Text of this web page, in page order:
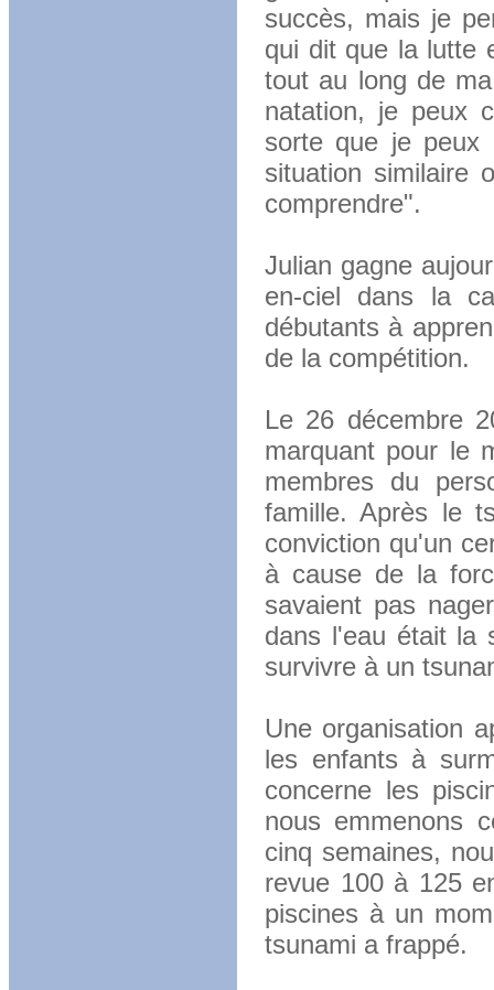
succès, mais je
qui dit que la lutte
tout au long de
natation, je peux
sorte que je peux
situation similaire
comprendre".
Julian gagne
en-ciel dans la
débutants à
de la compétition.
Le 26 décembre
marquant pour le
membres du
famille. Après le
conviction qu'un
à cause de la
savaient pas
dans l'eau était la
survivre à un
Une organisation
les enfants à
concerne les
nous emmenons
cinq semaines,
revue 100 à 125
piscines à un
tsunami a frappé.